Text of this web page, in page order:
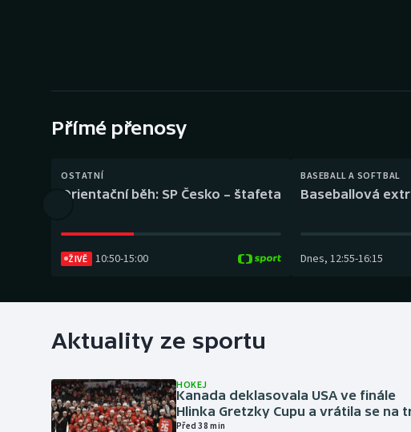
Gymnastika
Přímé přenosy
OSTATNÍ
Orientační běh: SP Česko – štafeta
ŽIVĚ 10:50-15:00
BASEBALL A SOFTBAL
Baseballová
Dnes, 12:55-16:15
Aktuality ze sportu
HOKEJ
Kanada deklasovala USA ve finále
Hlinka Gretzky Cupu a vrátila se na
Před 38 min